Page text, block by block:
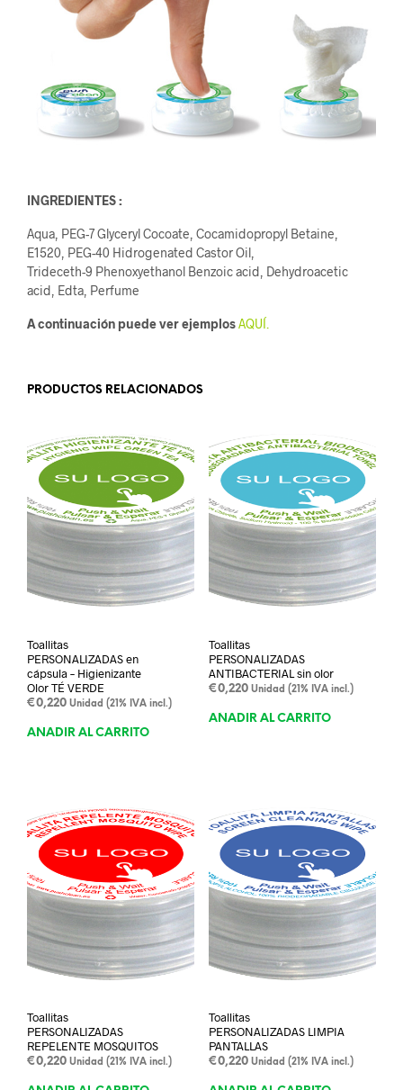
INGREDIENTES :
Aqua, PEG-7 Glyceryl Cocoate, Cocamidopropyl Betaine,
E1520, PEG-40 Hidrogenated Castor Oil,
Trideceth-9 Phenoxyethanol Benzoic acid, Dehydroacetic
acid, Edta, Perfume
A continuación puede ver ejemplosAQUÍ.
PRODUCTOS RELACIONADOS
Toallitas
PERSONALIZADAS en
cápsula – Higienizante
Olor TÉ VERDE
€0,220 Unidad (21% IVA incl.)
AÑADIR AL CARRITO
Toallitas
PERSONALIZADAS
ANTIBACTERIAL sin olor
€0,220 Unidad (21% IVA incl.)
AÑADIR AL CARRITO
Toallitas
PERSONALIZADAS
REPELENTE MOSQUITOS
€0,220 Unidad (21% IVA incl.)
Toallitas
PERSONALIZADAS LIMPIA
PANTALLAS
€0,220 Unidad (21% IVA incl.)